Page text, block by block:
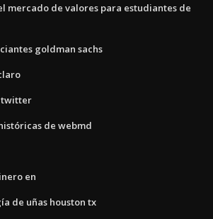
mercado de valores para estudiantes de
goldman sachs
twitter
de webmd
en
de uñas houston tx